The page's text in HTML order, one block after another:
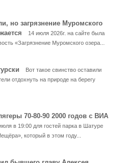
но загрязнение Муромского
14 июля 2026г. на сайте была
«Загрязнение Муромского озера...
Вот такое свинство оставили
отдохнуть на природе на берегу
70-80-90 2000 годов с ВИА
в 19:00 для гостей парка в Шатуре
который в этом году...